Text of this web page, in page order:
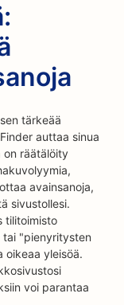
tärkeää
auttaa sinua
on räätälöity
avainsanoja,
sivustollesi.
tilitoimisto
"pienyritysten
oikeaa yleisöä.
voi parantaa